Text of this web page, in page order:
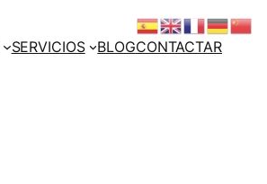
SERVICIOS BLOGCONTACTAR